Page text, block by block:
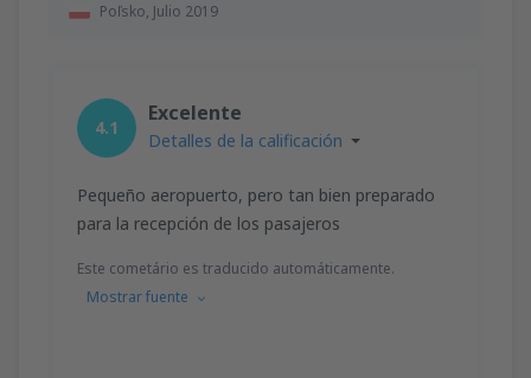
Poľsko, Julio 2019
4.1
Excelente
Detalles de la calificación
Pequeño aeropuerto, pero tan bien preparado
para la recepción de los pasajeros
Este cometário es traducido automáticamente.
Mostrar fuente